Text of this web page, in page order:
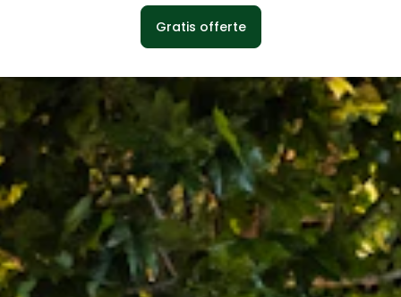
Gratis offerte